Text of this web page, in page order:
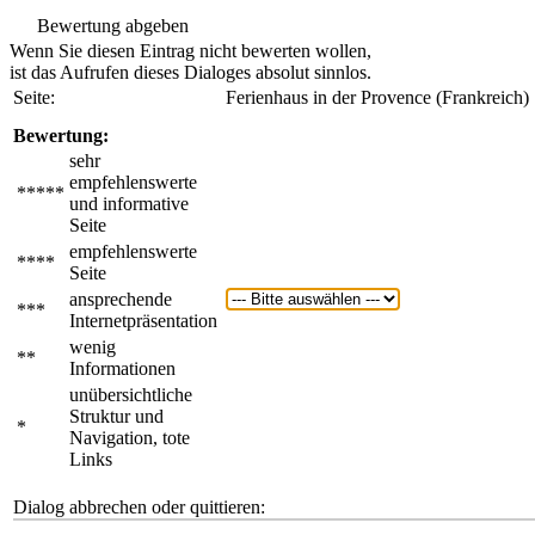
Bewertung abgeben
Wenn Sie diesen Eintrag nicht bewerten wollen,
ist das Aufrufen dieses Dialoges absolut sinnlos.
Seite:
Ferienhaus in der Provence (Frankreich)
Bewertung:
*****
sehr
empfehlenswerte
und informative
Seite
****
empfehlenswerte
Seite
***
ansprechende
Internetpräsentation
**
wenig
Informationen
*
unübersichtliche
Struktur und
Navigation, tote
Links
Dialog abbrechen oder quittieren: